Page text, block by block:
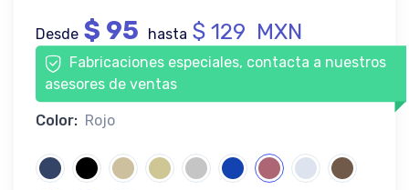
Desde $ 95 hasta $ 129 MXN
Fabricaciones especiales, contacta a nuestros
asesores de ventas
Color: Rojo